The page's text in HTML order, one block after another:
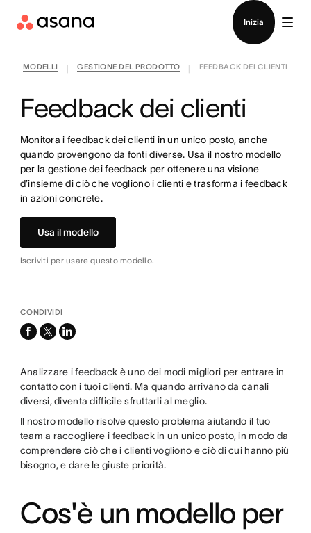
Inizia
MODELLI GESTIONE DEL PRODOTTO FEEDBACK DEI CLIENTI
Feedback dei clienti
Monitora i feedback dei clienti in un unico posto, anche
quando provengono da fonti diverse. Usa il nostro modello
per la gestione dei feedback per ottenere una visione
d’insieme di ciò che vogliono i clienti e trasforma i feedback
in azioni concrete.
Usa il modello
Iscriviti per usare questo modello.
CONDIVIDI
facebook
x-
linkedin
Analizzare i feedback è uno dei modi migliori per entrare in
contatto con i tuoi clienti. Ma quando arrivano da canali
diversi, diventa difficile sfruttarli al meglio.
Il nostro modello risolve questo problema aiutando il tuo
team a raccogliere i feedback in un unico posto, in modo da
comprendere ciò che i clienti vogliono e ciò di cui hanno più
bisogno, e dare le giuste priorità.
Cos'è un modello per